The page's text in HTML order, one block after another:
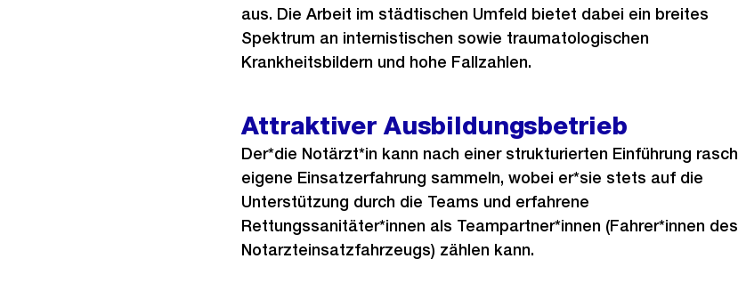
aus. Die Arbeit im städtischen Umfeld bietet dabei ein breites
Spektrum an internistischen sowie traumatologischen
Krankheitsbildern und hohe Fallzahlen.
Attraktiver Ausbildungsbetrieb
Der*die Notärzt*in kann nach einer strukturierten Einführung rasch
eigene Einsatzerfahrung sammeln, wobei er*sie stets auf die
Unterstützung durch die Teams und erfahrene
Rettungssanitäter*innen als Teampartner*innen (Fahrer*innen des
Notarzteinsatzfahrzeugs) zählen kann.